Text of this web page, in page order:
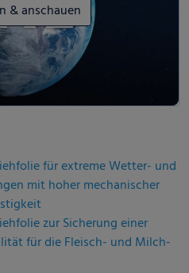
& anschauen
für extreme Wetter- und
mit hoher mechanischer
zur Sicherung einer
für die Fleisch- und Milch­